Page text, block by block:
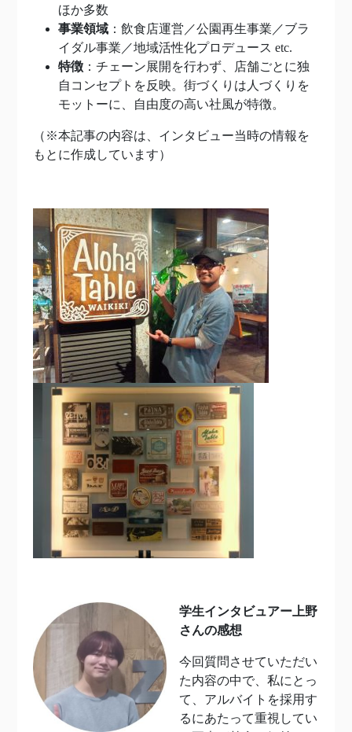
ほか多数
事業領域 ：飲食店運営／公園再生事業／ブラ
イダル事業／地域活性化プロデュース etc.
特徴 ：チェーン展開を行わず、店舗ごとに独
自コンセプトを反映。街づくりは人づくりを
モットーに、自由度の高い社風が特徴。
（ ※本記事の内容は、インタビュー当時の情報を
もとに作成しています）
学生インタビュアー上野
さんの感想
今回質問させていただい
た内容の中で、私にとっ
て、アルバイトを採用す
るにあたって重視してい